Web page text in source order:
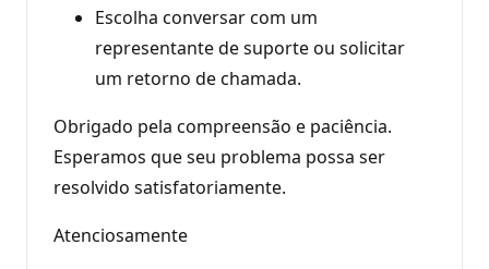
Escolha conversar com um
representante de suporte ou solicitar
um retorno de chamada.
Obrigado pela compreensão e paciência.
Esperamos que seu problema possa ser
resolvido satisfatoriamente.
Atenciosamente